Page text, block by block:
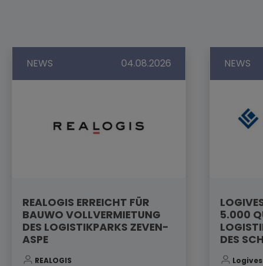
NEWS 04.08.2026
REALOGIS ERREICHT FÜR
BAUWO VOLLVERMIETUNG
DES LOGISTIKPARKS ZEVEN-
ASPE
REALOGIS
NEWS
5.000
DES